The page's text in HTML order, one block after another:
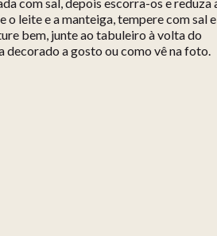
o leite e a manteiga, tempere com sal e
bem, junte ao tabuleiro à volta do
decorado a gosto ou como vê na foto.